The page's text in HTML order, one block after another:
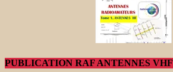
PUBLICATION RAF ANTENNES VHF